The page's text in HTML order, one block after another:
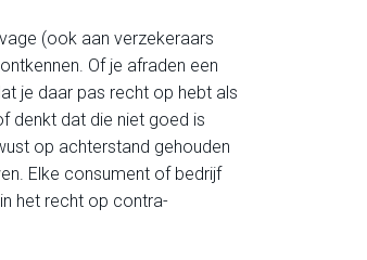
(ook aan verzekeraars
Of je afraden een
je daar pas recht op hebt als
denkt dat die niet goed is
op achterstand gehouden
Elke consument of bedrijf
het recht op contra-